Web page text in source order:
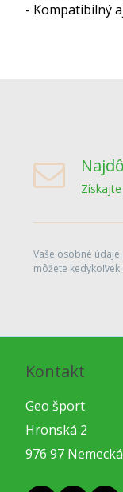
- Kompatibilný
Vaše osobné
môžete
Kontakt
Geo šport
Hronská 2
976 97 Nemecká